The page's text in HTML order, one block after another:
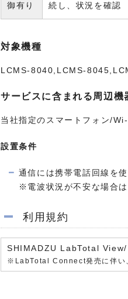
御有り
続し、状況を確認
対象機種
LCMS-8040,LCMS-
サービスに含まれる周辺機
当社指定のスマートフォン/
設置条件
通信には携帯電話回線を
※電波状況が不安な場合
利用規約
SHIMADZU LabTotal
※LabTotal Connect発売に伴い